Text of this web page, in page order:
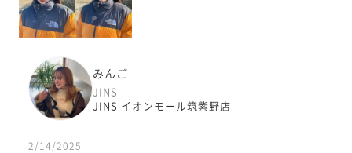
みんご
JINS
JINS イオンモール筑紫野店
2/14/2025